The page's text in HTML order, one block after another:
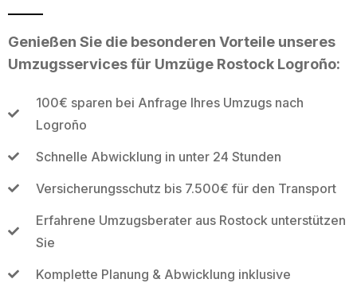
Genießen Sie die besonderen Vorteile unseres
Umzugsservices für Umzüge Rostock Logroño:
100€ sparen bei Anfrage Ihres Umzugs nach
Logroño
Schnelle Abwicklung in unter 24 Stunden
Versicherungsschutz bis 7.500€ für den Transport
Erfahrene Umzugsberater aus Rostock unterstützen
Sie
Komplette Planung & Abwicklung inklusive